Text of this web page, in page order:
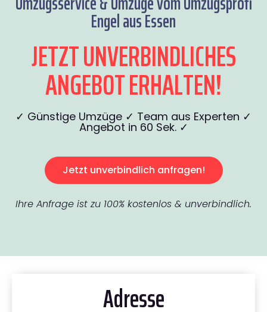
Engel aus Essen
JETZT UNVERBINDLICHES
ANGEBOT ERHALTEN!
✓ Günstige Umzüge ✓ Team aus Experten ✓
Angebot in 60 Sek. ✓
Jetzt unverbindlich anfragen!
Ihre Anfrage ist zu 100% kostenlos & unverbindlich.
Adresse